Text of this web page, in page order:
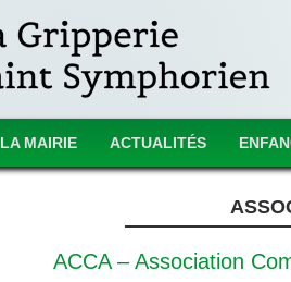
LA MAIRIE ACTUALITÉS
ACCA – Association